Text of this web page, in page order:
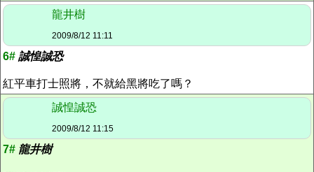
龍井樹
2009/8/12 11:11
6# 誠惶誠恐
紅平車打士照將，不就給黑將吃了嗎？
誠惶誠恐
2009/8/12 11:15
7# 龍井樹